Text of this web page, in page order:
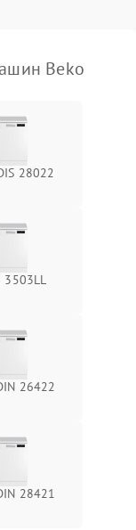
Beko
28022
3503LL
26422
28421